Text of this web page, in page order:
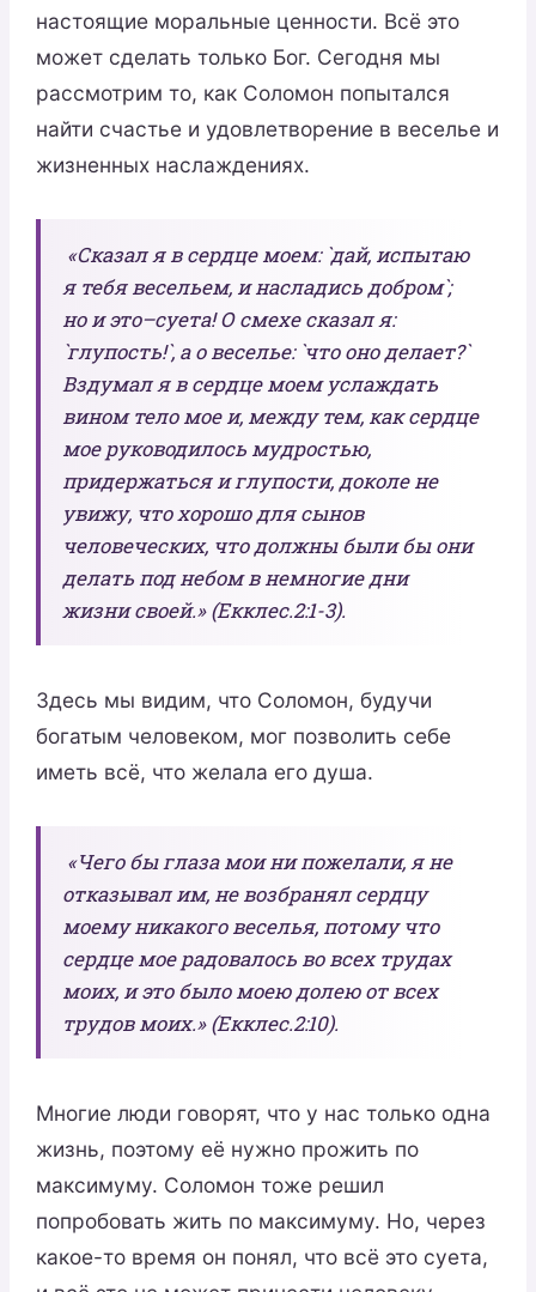
настоящие моральные ценности. Всё это
может сделать только Бог. Сегодня мы
рассмотрим то, как Соломон попытался
найти счастье и удовлетворение в веселье и
жизненных наслаждениях.
«Сказал я в сердце моем: `дай, испытаю
я тебя весельем, и насладись добром`;
но и это–суета! О смехе сказал я:
`глупость!`, а о веселье: `что оно делает?`
Вздумал я в сердце моем услаждать
вином тело мое и, между тем, как сердце
мое руководилось мудростью,
придержаться и глупости, доколе не
увижу, что хорошо для сынов
человеческих, что должны были бы они
делать под небом в немногие дни
жизни своей.» (Екклес.2:1-3).
Здесь мы видим, что Соломон, будучи
богатым человеком, мог позволить себе
иметь всё, что желала его душа.
«Чего бы глаза мои ни пожелали, я не
отказывал им, не возбранял сердцу
моему никакого веселья, потому что
сердце мое радовалось во всех трудах
моих, и это было моею долею от всех
трудов моих.» (Екклес.2:10).
Многие люди говорят, что у нас только одна
жизнь, поэтому её нужно прожить по
максимуму. Соломон тоже решил
попробовать жить по максимуму. Но, через
какое-то время он понял, что всё это суета,